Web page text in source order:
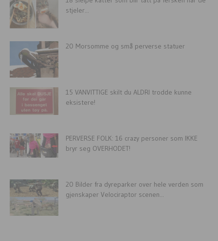
stjeler...
20 Morsomme og små perverse statuer
15 VANVITTIGE skilt du ALDRI trodde kunne
eksistere!
PERVERSE FOLK: 16 crazy personer som IKKE
bryr seg OVERHODET!
20 Bilder fra dyreparker over hele verden som
gjenskaper Velociraptor scenen...